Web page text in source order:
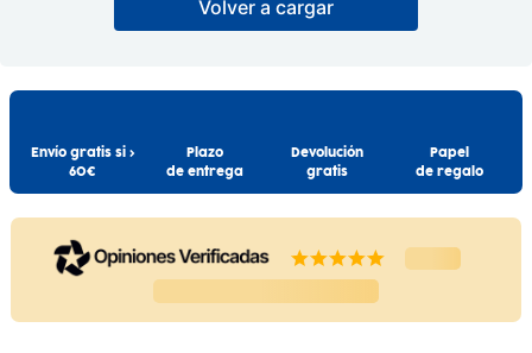
Cumple las normas europeas de
seguridad. Guarde esta
colores y contenidos pueden
Capa baño + visera
Savanna Blanco y Rosa
Comprar
Savanna Beige
Comprar
Volver a cargar
Envío gratis si >
60€
Plazo
de entrega
Devolución
gratis
Papel
de regalo